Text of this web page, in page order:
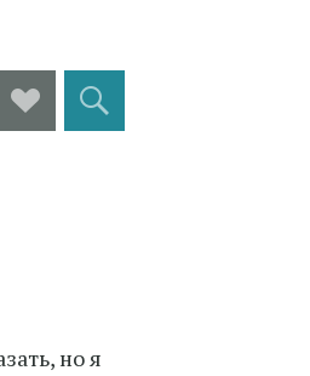
Social
Links
Поиск
но я